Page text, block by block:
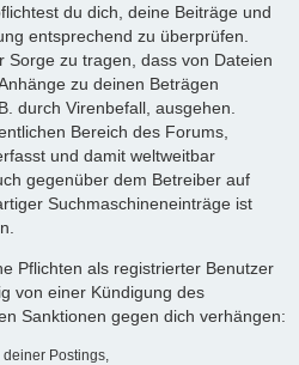
du dich, deine Beiträge und
entsprechend zu überprüfen.
Sorge zu tragen, dass von Dateien
zu deinen Beträgen
durch Virenbefall, ausgehen.
Bereich des Forums,
und damit weltweitbar
gegenüber dem Betreiber auf
Suchmaschineneinträge ist
Pflichten als registrierter Benutzer
von einer Kündigung des
Sanktionen gegen dich verhängen:
Postings,